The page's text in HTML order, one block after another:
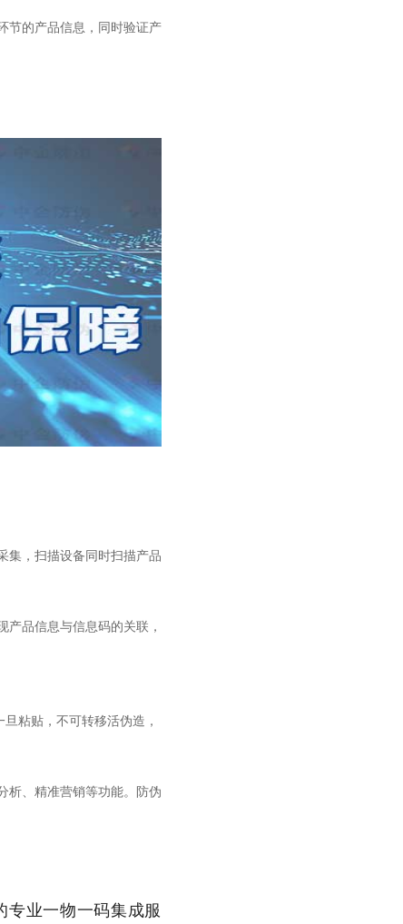
节的产品信息，同时验证产
集，扫描设备同时扫描产品
品信息与信息码的关联，
粘贴，不可转移活伪造，
析、精准营销等功能。防伪
专业一物一码集成服